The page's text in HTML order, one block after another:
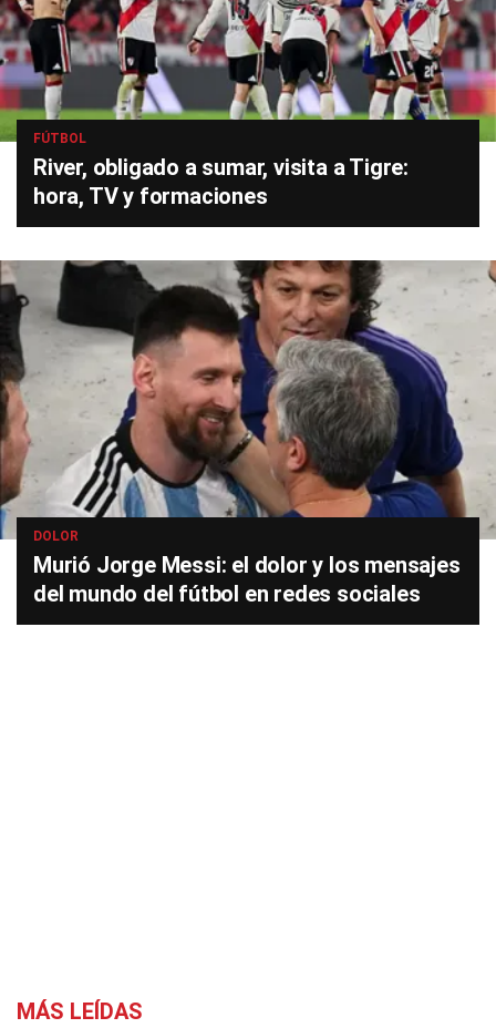
FÚTBOL
River, obligado a sumar, visita a Tigre:
hora, TV y formaciones
DOLOR
Murió Jorge Messi: el dolor y los mensajes
del mundo del fútbol en redes sociales
MÁS LEÍDAS